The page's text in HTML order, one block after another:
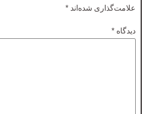
علامت‌گذاری شده‌اند *
دیدگاه *